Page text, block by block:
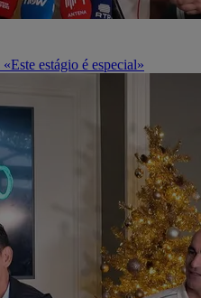
estágio é especial»